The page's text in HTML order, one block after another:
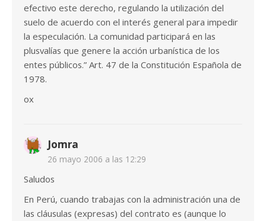
efectivo este derecho, regulando la utilización del
suelo de acuerdo con el interés general para impedir
la especulación. La comunidad participará en las
plusvalías que genere la acción urbanística de los
entes públicos.” Art. 47 de la Constitución Española de
1978.
ox
Jomra
26 mayo 2006 a las 12:29
Saludos
En Perú, cuando trabajas con la administración una de
las cláusulas (expresas) del contrato es (aunque lo